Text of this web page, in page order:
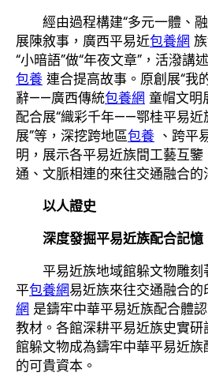
經由過程構建“多元一體、
展陳敘事，廣西平易近包養網
“小暗語”做“年夜文章”，活潑講
包養 連合提高故事。原創展“我
辭——廣西傳統包養網 童帽文明
配合展“織彩千年——鄂桂平易近
展”等，深挖跨地區包養 、跨平
明，展示各平易近族間工藝互鑒
通、文脈相連的來往交通融合的
以人證史
深度發掘平易近族配合記憶
平易近族地域館躲文物雕刻
平包養網易近族來往交通融合的
網 是鑄牢中華平易近族配合體
教材。各館深耕平易近族史實研
館躲文物成為鑄牢中華平易近族
的可貴資本。